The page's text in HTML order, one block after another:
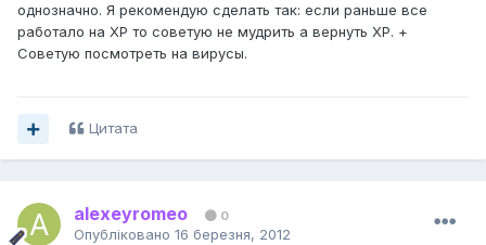
однозначно. Я рекомендую сделать так: если раньше все
работало на ХР то советую не мудрить а вернуть ХР. +
Советую посмотреть на вирусы.
Цитата
alexeyromeo 0
Опубліковано 16 березня, 2012